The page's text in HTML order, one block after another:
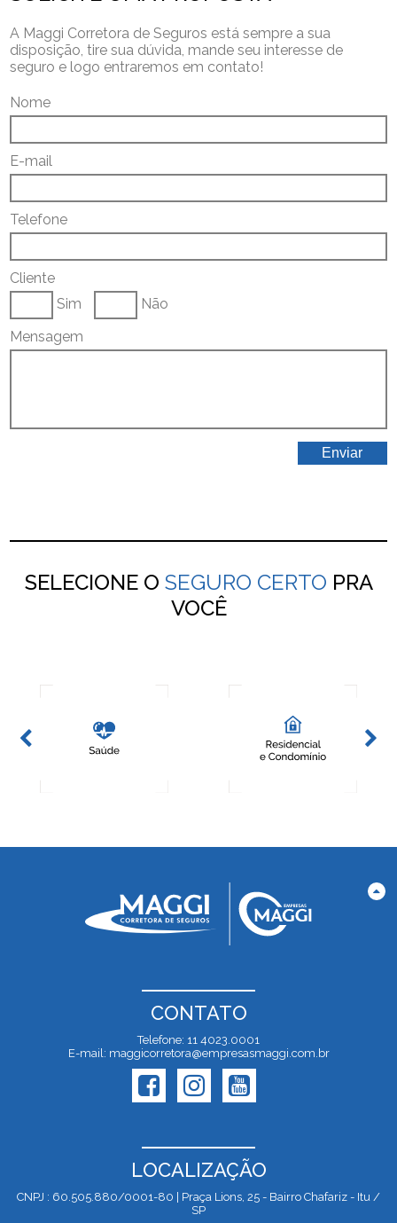
A Maggi Corretora de Seguros está sempre a sua
disposição, tire sua dúvida, mande seu interesse de
seguro e logo entraremos em contato!
Nome
E-mail
Telefone
Cliente
Sim
Não
Mensagem
SELECIONE O SEGURO CERTO PRA
VOCÊ
CONTATO
Telefone: 11 4023.0001
E-mail: maggicorretora@empresasmaggi.com.br
LOCALIZAÇÃO
CNPJ : 60.505.880/0001-80 | Praça Lions, 25 - Bairro Chafariz - Itu /
SP